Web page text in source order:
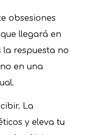
obsesiones
llegará en
la respuesta no
en una
La
y eleva tu